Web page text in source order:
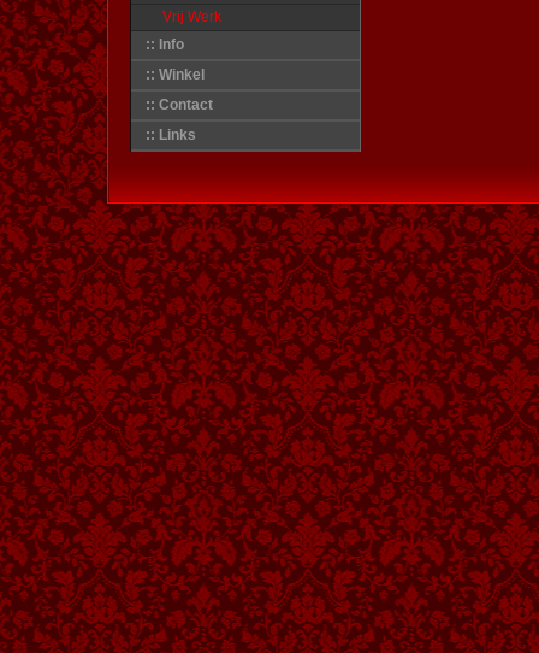
Vrij Werk
:: Info
:: Winkel
:: Contact
:: Links